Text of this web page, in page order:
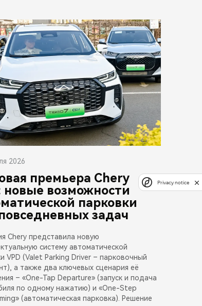
2026
премьера Chery
новые возможности
парковки
задач
Chery представила новую
систему автоматической
VPD (Valet Parking Driver – парковочный
а также два ключевых сценария её
– «One-Tap Departure» (запуск и подача
по одному нажатию) и «One-Step
(автоматическая парковка). Решение
Privacy notice